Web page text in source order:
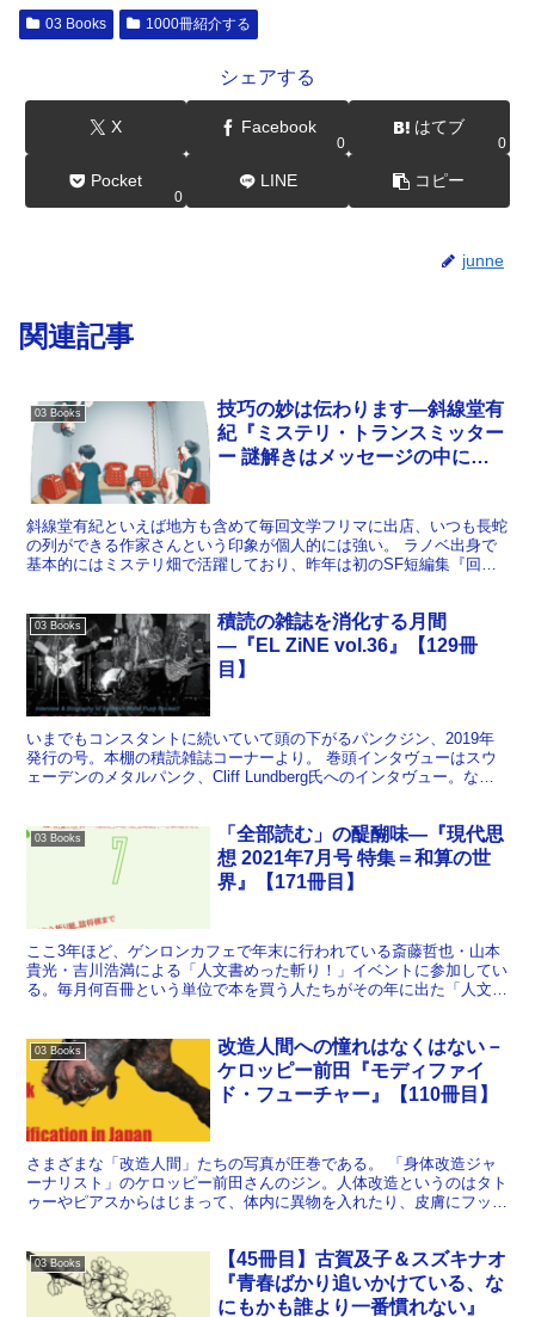
03 Books 1000冊紹介する
シェアする
X Facebook
0
はてブ
0
Pocket
0
LINE コピー
junne
関連記事
03 Books
技巧の妙は伝わります―斜線堂有
紀『ミステリ・トランスミッター
ー 謎解きはメッセージの中に』
斜線堂有紀といえば地方も含めて毎回文学フリマに出店、いつも長蛇
の列ができる作家さんという印象が個人的には強い。 ラノベ出身で
基本的にはミステリ畑で活躍しており、昨年は初のSF短編集『回
03 Books
積読の雑誌を消化する月間
―『EL ZiNE vol.36』【129冊
目】
いまでもコンスタントに続いていて頭の下がるパンクジン、2019年
発行の号。本棚の積読雑誌コーナーより。 巻頭インタヴューはスウ
ェーデンのメタルパンク、Cliff Lundberg氏へのインタヴュー。なん
03 Books
「全部読む」の醍醐味―『現代思
想 2021年7月号 特集＝和算の世
界』【171冊目】
ここ3年ほど、ゲンロンカフェで年末に行われている斎藤哲也・山本
貴光・吉川浩満による「人文書めった斬り！」イベントに参加してい
る。毎月何百冊という単位で本を買う人たちがその年に出た「人文
03 Books
改造人間への憧れはなくはない－
ケロッピー前田『モディファイ
ド・フューチャー』【110冊目】
さまざまな「改造人間」たちの写真が圧巻である。 「身体改造ジャ
ーナリスト」のケロッピー前田さんのジン。人体改造というのはタト
ゥーやピアスからはじまって、体内に異物を入れたり、皮膚にフック
03 Books
【45冊目】古賀及子＆スズキナオ
『青春ばかり追いかけている、な
にもかも誰より一番慣れない』